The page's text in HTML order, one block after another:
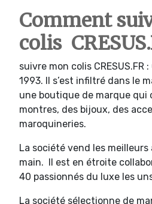
Comment
colis
suivre mon colis CRESUS.FR
1993. Il s’est infiltré dans le
une boutique de marque
montres, des bijoux, des
maroquineries.
La société vend les
main. Il est en étroite
40 passionnés du luxe les
La société sélectionne de